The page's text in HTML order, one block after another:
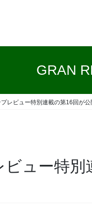
GRAN
プレビュー特別連載の第16回が公
ビュー特